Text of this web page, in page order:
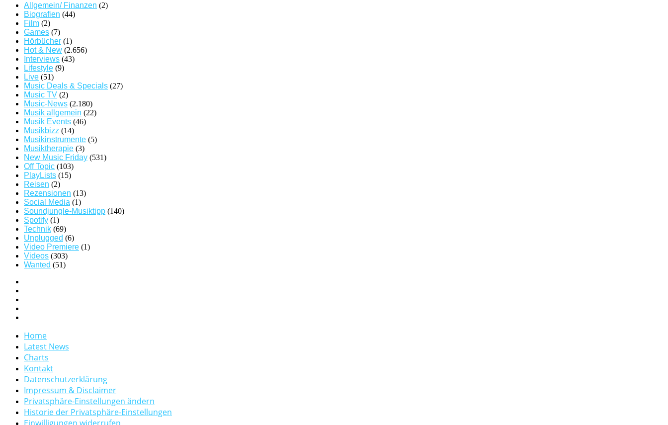
Allgemein/ Finanzen (2)
Biografien (44)
Film (2)
Games (7)
Hörbücher (1)
Hot & New (2.656)
Interviews (43)
Lifestyle (9)
Live (51)
Music Deals & Specials (27)
Music TV (2)
Music-News (2.180)
Musik allgemein (22)
Musik Events (46)
Musikbizz (14)
Musikinstrumente (5)
Musiktherapie (3)
New Music Friday (531)
Off Topic (103)
PlayLists (15)
Reisen (2)
Rezensionen (13)
Social Media (1)
Soundjungle-Musiktipp (140)
Spotify (1)
Technik (69)
Unplugged (6)
Video Premiere (1)
Videos (303)
Wanted (51)
Home
Latest News
Charts
Kontakt
Datenschutzerklärung
Impressum & Disclaimer
Privatsphäre-Einstellungen ändern
Historie der Privatsphäre-Einstellungen